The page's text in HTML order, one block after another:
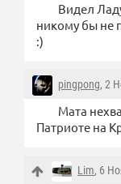
Видел
никому бы не
:)
pingpong, 2
Мата
Патриоте на
Lim, 6